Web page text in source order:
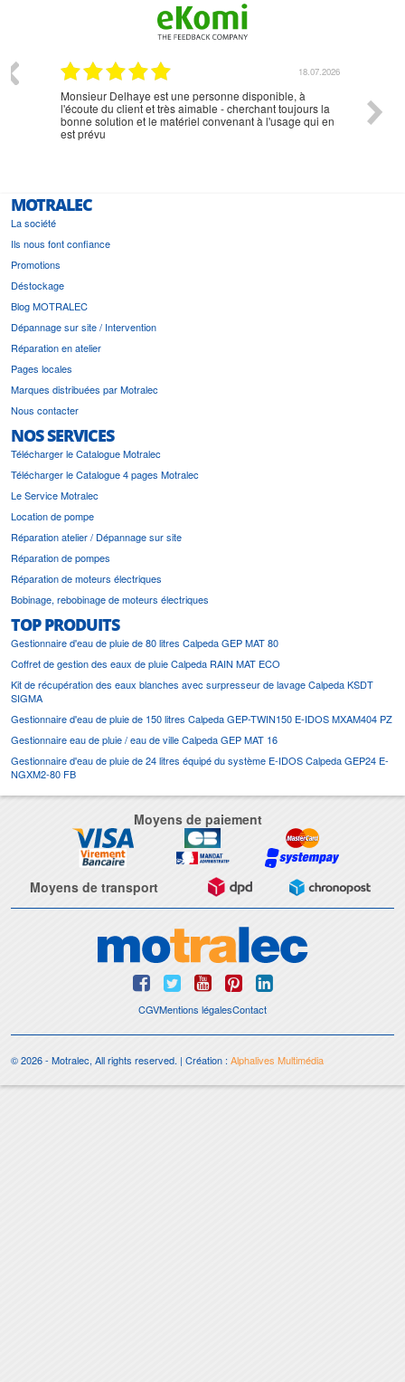
18.07.2026
Monsieur Delhaye est une personne disponible, à
l'écoute du client et très aimable - cherchant toujours la
bonne solution et le matériel convenant à l'usage qui en
est prévu
MOTRALEC
La société
Ils nous font confiance
Promotions
Déstockage
Blog MOTRALEC
Dépannage sur site / Intervention
Réparation en atelier
Pages locales
Marques distribuées par Motralec
Nous contacter
NOS SERVICES
Télécharger le Catalogue Motralec
Télécharger le Catalogue 4 pages Motralec
Le Service Motralec
Location de pompe
Réparation atelier / Dépannage sur site
Réparation de pompes
Réparation de moteurs électriques
Bobinage, rebobinage de moteurs électriques
TOP PRODUITS
Gestionnaire d'eau de pluie de 80 litres Calpeda GEP MAT 80
Coffret de gestion des eaux de pluie Calpeda RAIN MAT ECO
Kit de récupération des eaux blanches avec surpresseur de lavage Calpeda KSDT
SIGMA
Gestionnaire d'eau de pluie de 150 litres Calpeda GEP-TWIN150 E-IDOS MXAM404 PZ
Gestionnaire eau de pluie / eau de ville Calpeda GEP MAT 16
Gestionnaire d'eau de pluie de 24 litres équipé du système E-IDOS Calpeda GEP24 E-
NGXM2-80 FB
Moyens de paiement
Moyens de transport
CGVMentions légalesContact
© 2026 - Motralec, All rights reserved. | Création :Alphalives Multimédia